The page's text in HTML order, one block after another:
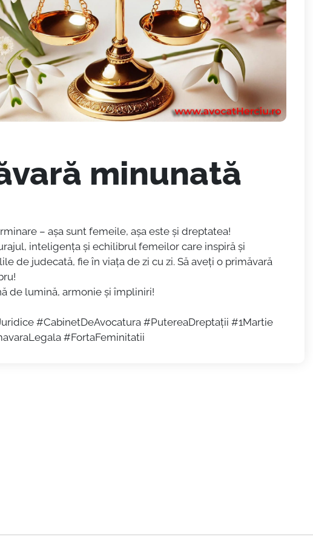
minunată
– așa sunt femeile, așa este și dreptatea!
inteligența și echilibrul femeilor care inspiră și
de judecată, fie în viața de zi cu zi. Să aveți o primăvară
de lumină, armonie și împliniri!
#CabinetDeAvocatura #PutereaDreptații #1Martie
#FortaFeminitatii